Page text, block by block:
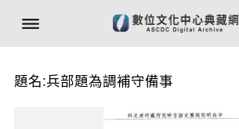
題名:兵部題為調補守備事